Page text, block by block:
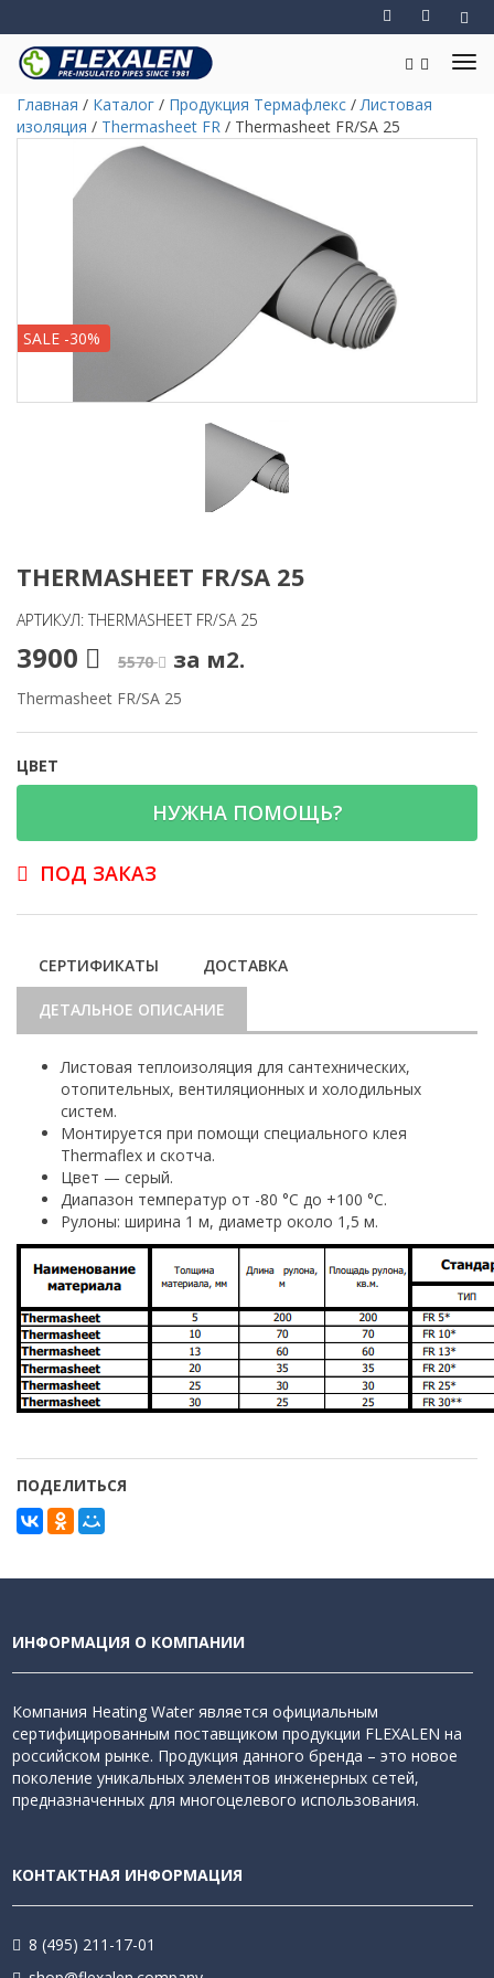
Главная / Каталог / Продукция Термафлекс /Листовая
изоляция / Thermasheet FR / Thermasheet FR/SA 25
SALE -30%
THERMASHEET FR/SA 25
АРТИКУЛ: THERMASHEET FR/SA 25
3900 5570 за м2.
Thermasheet FR/SA 25
ЦВЕТ
НУЖНА ПОМОЩЬ?
ПОД ЗАКАЗ
СЕРТИФИКАТЫ ДОСТАВКА
ДЕТАЛЬНОЕ ОПИСАНИЕ
Листовая теплоизоляция для сантехнических,
отопительных, вентиляционных и холодильных
систем.
Монтируется при помощи специального клея
Thermaflex и скотча.
Цвет — серый.
Диапазон температур от -80 °С до +100 °С.
Рулоны: ширина 1 м, диаметр около 1,5 м.
ПОДЕЛИТЬСЯ
ИНФОРМАЦИЯ О КОМПАНИИ
Компания Heating Water является официальным
сертифицированным поставщиком продукции FLEXALEN на
российском рынке. Продукция данного бренда – это новое
поколение уникальных элементов инженерных сетей,
предназначенных для многоцелевого использования.
КОНТАКТНАЯ ИНФОРМАЦИЯ
8 (495) 211-17-01